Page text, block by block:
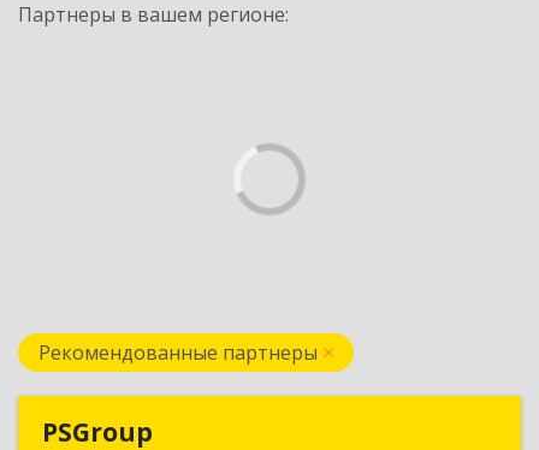
Партнеры в вашем регионе:
Рекомендованные партнеры
PSGroup